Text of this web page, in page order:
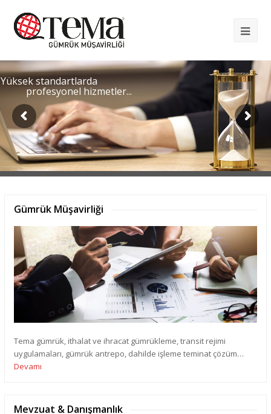
Yüksek standartlarda
profesyonel hizmetler...
Gümrük Müşavirliği
Tema gümrük, ithalat ve ihracat gümrükleme, transit rejimi
uygulamaları, gümrük antrepo, dahilde işleme teminat çözüm…
Devamı
Mevzuat & Danışmanlık